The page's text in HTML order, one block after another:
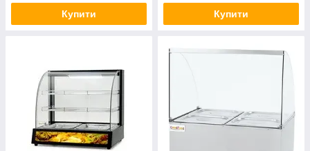
Купити Купити